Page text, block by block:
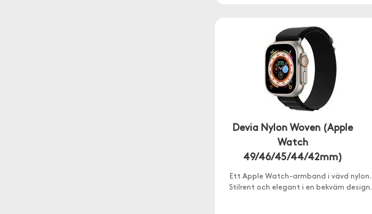
Devia Nylon Woven (Apple
Watch
49/46/45/44/42mm)
Ett Apple Watch-armband i vävd nylon.
Stilrent och elegant i en bekväm design.